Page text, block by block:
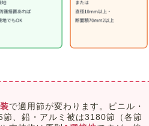
で適用節が変わります。ビニル・
、鉛・アルミ被は3180節（各節